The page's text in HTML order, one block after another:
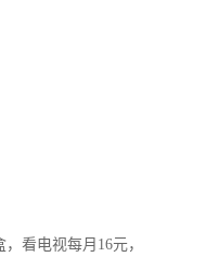
看电视每月16元，